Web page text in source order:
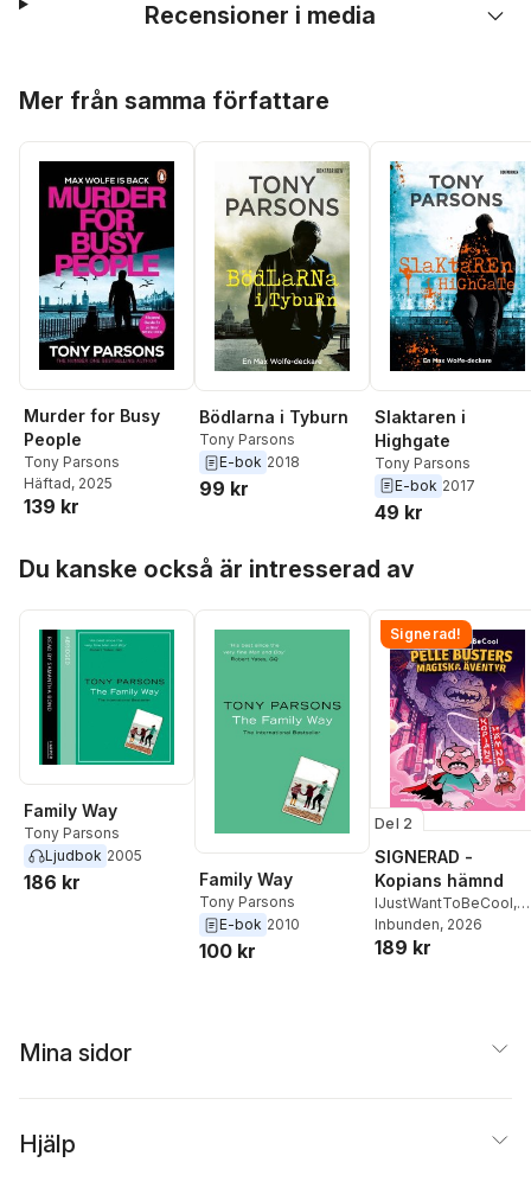
Recensioner i media
Mer från samma författare
Murder for Busy
People
Tony Parsons
Häftad, 2025
139 kr
Bödlarna i Tyburn
Tony Parsons
E-bok 2018
99 kr
Slaktaren i
Highgate
Tony Parsons
E-bok 2017
49 kr
Du kanske också är intresserad av
Family Way
Tony Parsons
Ljudbok 2005
186 kr Family Way
Tony Parsons
E-bok 2010
100 kr
Signerad!
Del 2
SIGNERAD -
Kopians hämnd
IJustWantToBeCool,
Joel Adolphson
Ejdemo Beer
Inbunden, 2026
189 kr
Mina sidor
Hjälp